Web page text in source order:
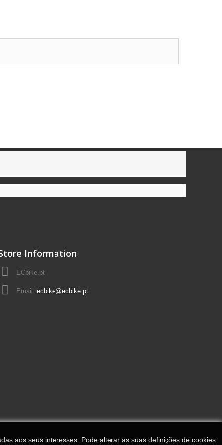
Information
ECbike.pt
Email: ecbike@ecbike.pt
aos seus interesses. Pode alterar as suas definições de cookies